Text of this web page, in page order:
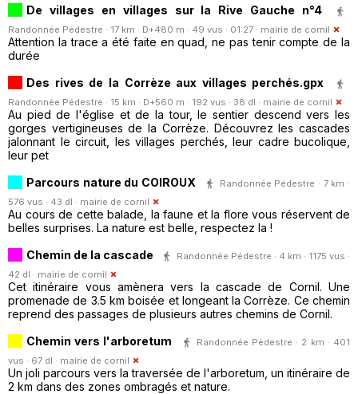
De villages en villages sur la Rive Gauche n°4
Randonnée Pédestre · 17 km · D+480 m · 49 vus · 01:27 · mairie de cornil
Attention la trace a été faite en quad, ne pas tenir compte de la
durée
Des rives de la Corrèze aux villages perchés.gpx
Randonnée Pédestre · 15 km · D+560 m · 192 vus · 38 dl · mairie de cornil
Au pied de l'église et de la tour, le sentier descend vers les
gorges vertigineuses de la Corrèze. Découvrez les cascades
jalonnant le circuit, les villages perchés, leur cadre bucolique,
leur pet
Parcours nature du COIROUX
Randonnée Pédestre · 7 km ·
576 vus · 43 dl · mairie de cornil
Au cours de cette balade, la faune et la flore vous réservent de
belles surprises. La nature est belle, respectez la !
Chemin de la cascade
Randonnée Pédestre · 4 km · 1175 vus ·
42 dl · mairie de cornil
Cet itinéraire vous amènera vers la cascade de Cornil. Une
promenade de 3.5 km boisée et longeant la Corrèze. Ce chemin
reprend des passages de plusieurs autres chemins de Cornil.
Chemin vers l'arboretum
Randonnée Pédestre · 2 km · 401
vus · 67 dl · mairie de cornil
Un joli parcours vers la traversée de l'arboretum, un itinéraire de
2 km dans des zones ombragés et nature.